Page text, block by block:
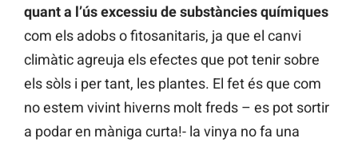
quant a l’ús excessiu de substàncies químiques
com els adobs o fitosanitaris, ja que el canvi
climàtic agreuja els efectes que pot tenir sobre
els sòls i per tant, les plantes. El fet és que com
no estem vivint hiverns molt freds – es pot sortir
a podar en màniga curta!- la vinya no fa una